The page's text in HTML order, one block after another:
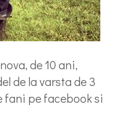
de 10 ani,
de la varsta de 3
fani pe facebook si